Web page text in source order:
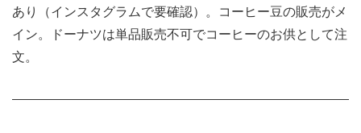
あり（インスタグラムで要確認）。コーヒー豆の販売がメ
イン。ドーナツは単品販売不可でコーヒーのお供として注
文。